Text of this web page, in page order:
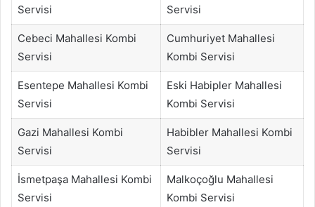
Servisi
Servisi
Cebeci Mahallesi Kombi
Servisi
Cumhuriyet Mahallesi
Kombi Servisi
Esentepe Mahallesi Kombi
Servisi
Eski Habipler Mahallesi
Kombi Servisi
Gazi Mahallesi Kombi
Servisi
Habibler Mahallesi Kombi
Servisi
İsmetpaşa Mahallesi Kombi
Servisi
Malkoçoğlu Mahallesi
Kombi Servisi